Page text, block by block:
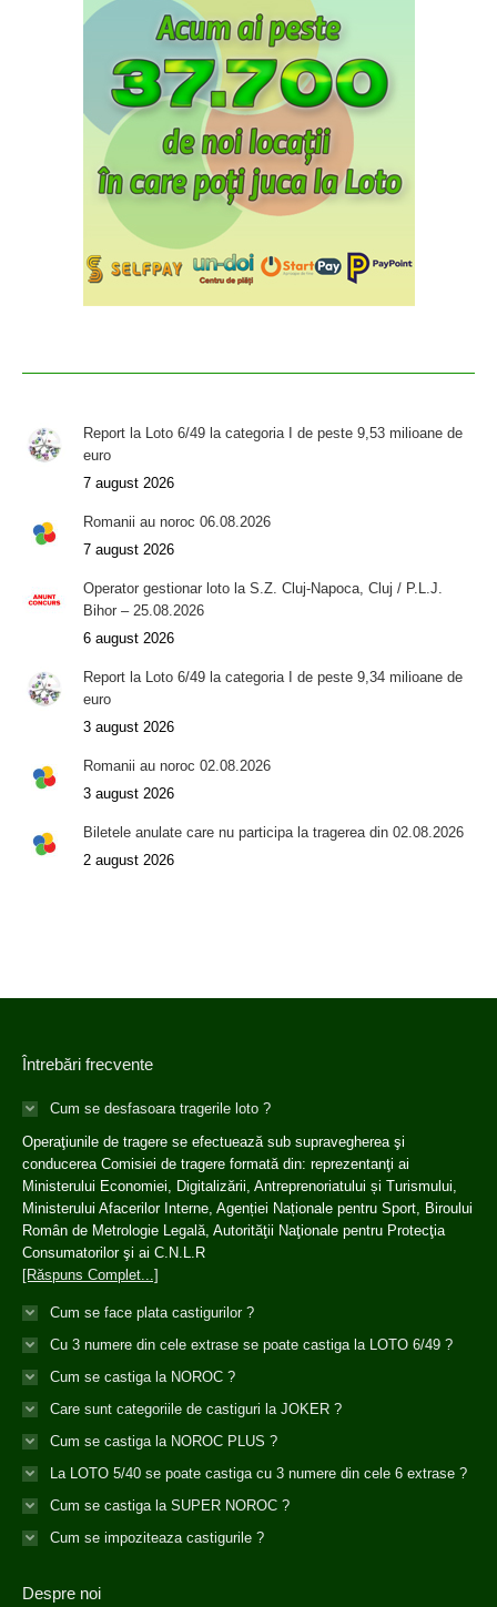
Report la Loto 6/49 la categoria I de peste 9,53 milioane de
euro
7 august 2026
Romanii au noroc 06.08.2026
7 august 2026
Operator gestionar loto la S.Z. Cluj-Napoca, Cluj / P.L.J.
Bihor – 25.08.2026
6 august 2026
Report la Loto 6/49 la categoria I de peste 9,34 milioane de
euro
3 august 2026
Romanii au noroc 02.08.2026
3 august 2026
Biletele anulate care nu participa la tragerea din 02.08.2026
2 august 2026
Întrebări frecvente
Cum se desfasoara tragerile loto ?
Operaţiunile de tragere se efectuează sub supravegherea şi
conducerea Comisiei de tragere formată din: reprezentanţi ai
Ministerului Economiei, Digitalizării, Antreprenoriatului și Turismului,
Ministerului Afacerilor Interne, Agenției Naționale pentru Sport, Biroului
Român de Metrologie Legală, Autorităţii Naţionale pentru Protecţia
Consumatorilor şi ai C.N.L.R
[Răspuns Complet...]
Cum se face plata castigurilor ?
Cu 3 numere din cele extrase se poate castiga la LOTO 6/49 ?
Cum se castiga la NOROC ?
Care sunt categoriile de castiguri la JOKER ?
Cum se castiga la NOROC PLUS ?
La LOTO 5/40 se poate castiga cu 3 numere din cele 6 extrase ?
Cum se castiga la SUPER NOROC ?
Cum se impoziteaza castigurile ?
Despre noi